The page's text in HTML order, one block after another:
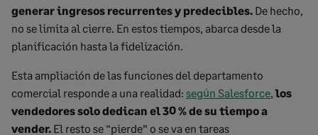
generar ingresos recurrentes y predecibles. De hecho,
no se limita al cierre. En estos tiempos, abarca desde la
planificación hasta la fidelización.
Esta ampliación de las funciones del departamento
comercial responde a una realidad: según Salesforce,los
vendedores solo dedican el 30 % de su tiempo a
vender. El resto se “pierde” o se va en tareas